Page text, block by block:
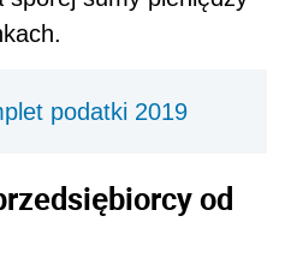
podatki 2019
od